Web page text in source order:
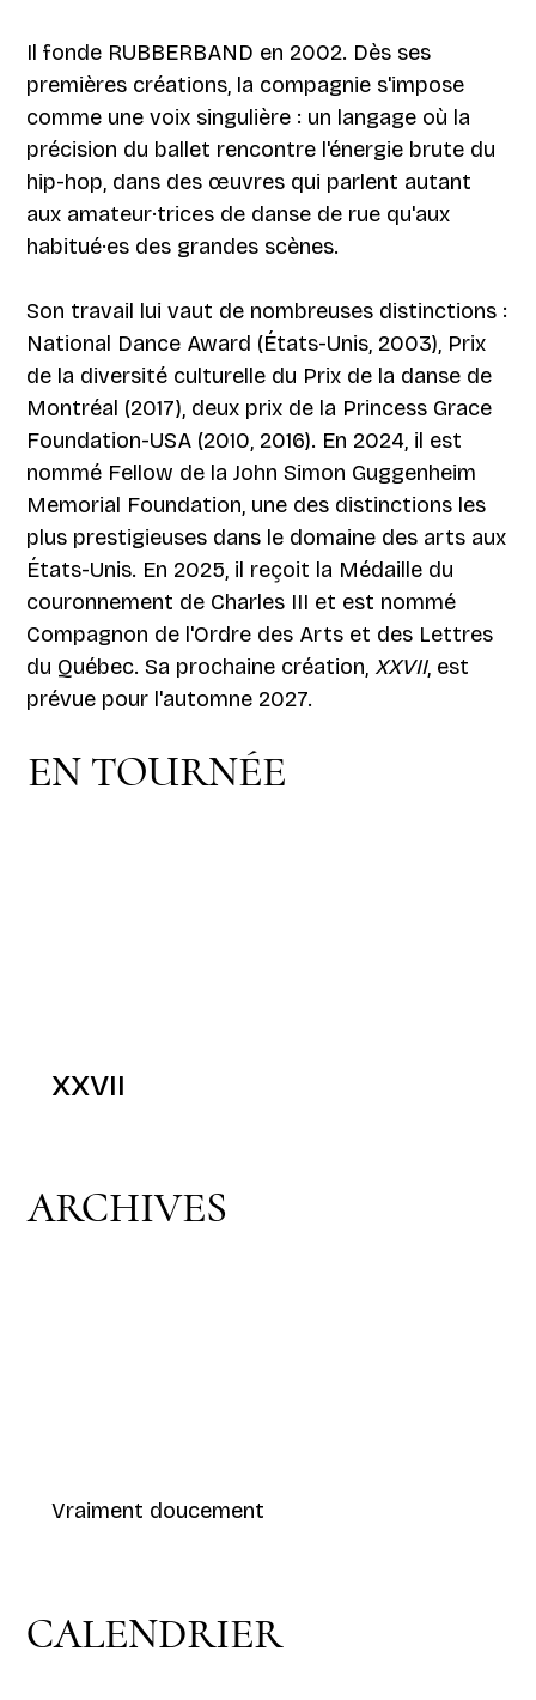
Il fonde RUBBERBAND en 2002. Dès ses
premières créations, la compagnie s'impose
comme une voix singulière : un langage où la
précision du ballet rencontre l'énergie brute du
hip-hop, dans des œuvres qui parlent autant
aux amateur·trices de danse de rue qu'aux
habitué·es des grandes scènes.
Son travail lui vaut de nombreuses distinctions :
National Dance Award (États-Unis, 2003), Prix
de la diversité culturelle du Prix de la danse de
Montréal (2017), deux prix de la Princess Grace
Foundation-USA (2010, 2016). En 2024, il est
nommé Fellow de la John Simon Guggenheim
Memorial Foundation, une des distinctions les
plus prestigieuses dans le domaine des arts aux
États-Unis. En 2025, il reçoit la Médaille du
couronnement de Charles III et est nommé
Compagnon de l'Ordre des Arts et des Lettres
du Québec. Sa prochaine création, XXVII, est
prévue pour l'automne 2027.
EN TOURNÉE
XXVII
ARCHIVES
Vraiment doucement
CALENDRIER